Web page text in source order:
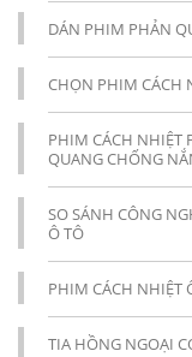
DÁN PHIM PHẢN
CHỌN PHIM CÁCH
PHIM CÁCH NHIỆT
QUANG CHỐNG
SO SÁNH CÔNG
Ô TÔ
PHIM CÁCH NHIỆT
TIA HỒNG NGOẠI